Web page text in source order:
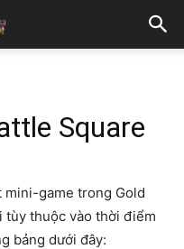
Square
game trong Gold
tùy thuộc vào thời điểm
bảng dưới đây: